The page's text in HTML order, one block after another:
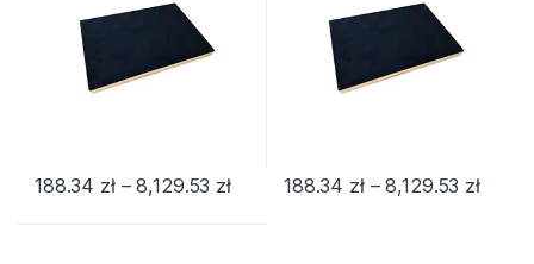
188.34 zł – 8,129.53 złZakres cen: od 188.34 zł do
Ten produkt ma wiele wariantów. Opcje można wybrać na
188.34 zł – 8,129.53 zł
Ten produkt ma wiele